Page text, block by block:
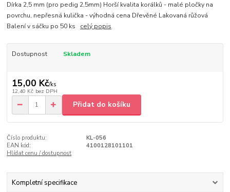
Dírka 2,5 mm (pro pedig 2,5mm) Horší kvalita korálků - malé pločky na
povrchu, nepřesná kulička - výhodná cena Dřevěné Lakovaná růžová
Balení v sáčku po 50 ks celý popis
Dostupnost Skladem
15,00 Kč/ks
12,40 Kč bez DPH
Přidat do košíku
Číslo produktu:
KL-056
EAN kód:
4100128101101
Hlídat cenu / dostupnost
Kompletní specifikace